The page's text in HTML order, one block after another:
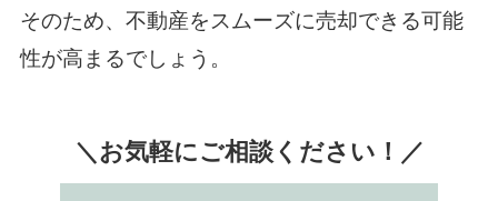
そのため、不動産をスムーズに売却できる可能
性が高まるでしょう。
＼お気軽にご相談ください！／